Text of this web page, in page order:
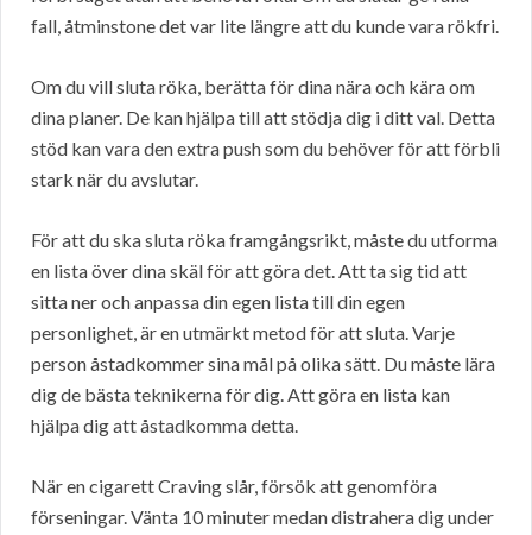
fall, åtminstone det var lite längre att du kunde vara rökfri.
Om du vill sluta röka, berätta för dina nära och kära om
dina planer. De kan hjälpa till att stödja dig i ditt val. Detta
stöd kan vara den extra push som du behöver för att förbli
stark när du avslutar.
För att du ska sluta röka framgångsrikt, måste du utforma
en lista över dina skäl för att göra det. Att ta sig tid att
sitta ner och anpassa din egen lista till din egen
personlighet, är en utmärkt metod för att sluta. Varje
person åstadkommer sina mål på olika sätt. Du måste lära
dig de bästa teknikerna för dig. Att göra en lista kan
hjälpa dig att åstadkomma detta.
När en cigarett Craving slår, försök att genomföra
förseningar. Vänta 10 minuter medan distrahera dig under